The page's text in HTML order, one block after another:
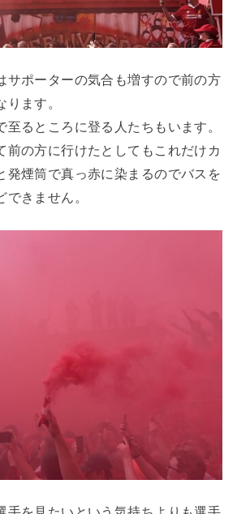
サポーターの気合も増すので前の方
ます。
至るところに登る人たちもいます。
前の方に行けたとしてもこれだけカ
発煙筒で真っ赤に染まるのでバスを
できません。